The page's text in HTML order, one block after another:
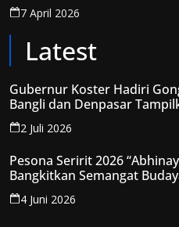
7 April 2026
Latest
Gubernur Koster Hadiri
Bangli dan Denpasar
Spiritual
2 Juli 2026
Pesona Seririt 2026
Bangkitkan Semangat
4 Juni 2026